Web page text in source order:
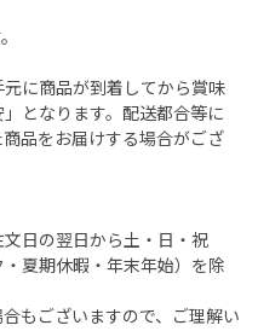
に商品が到着してから賞味
となります。配送都合等に
品をお届けする場合がござ
日の翌日から土・日・祝
夏期休暇・年末年始）を除
もございますので、ご理解い